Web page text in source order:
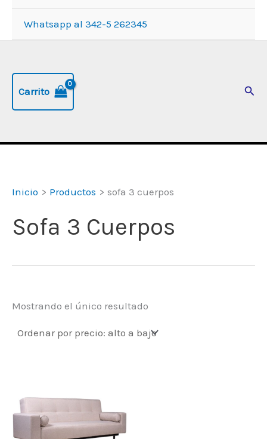
Whatsapp al 342-5 262345
Carrito
Inicio Productos sofa 3 cuerpos
Sofa 3 Cuerpos
Mostrando el único resultado